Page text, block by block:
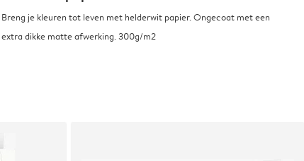
Breng je kleuren tot leven met helderwit papier. Ongecoat met een
extra dikke matte afwerking. 300g/m2